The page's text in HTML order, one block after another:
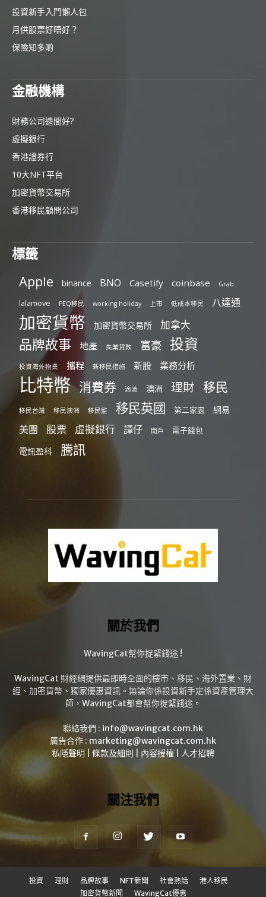
投資新手入門懶人包
月供股票好唔好？
保險知多啲
金融機構
財務公司邊間好?
虛擬銀行
香港證券行
10大NFT平台
加密貨幣交易所
香港移民顧問公司
標籤
Apple binance BNO Casetify coinbase Grab
lalamove PEQ移民 working holiday 上市 低成本移民 八達通
加密貨幣 加密貨幣交易所 加拿大
品牌故事 地產 失業貸款 富豪 投資
投資海外物業 攜程 新移民措施 新股 業務分析
比特幣 消費券 滴滴 澳洲 理財 移民
移民台灣 移民澳洲 移民監 移民英國 第二家園 網易
美團 股票 虛擬銀行 譚仔 開戶 電子錢包
電訊盈科 騰訊
關於我們
WavingCat幫你捉緊錢途 !
WavingCat 財經網提供最即時全面的樓市、移民、海外置業、財
經、加密貨幣、獨家優惠資訊。無論你係投資新手定係資產管理大
師，WavingCat都會幫你捉緊錢途。
聯絡我們 : info@wavingcat.com.hk
廣告合作 : marketing@wavingcat.com.hk
私隱聲明
條款及細則 內容授權 人才招聘
關注我們
投資 理財 品牌故事 NFT新聞 社會熱話
港人移民
加密貨幣新聞
WavingCat優惠